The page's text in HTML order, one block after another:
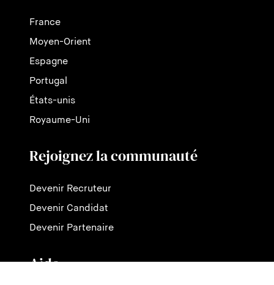
France
Moyen-Orient
Espagne
Portugal
États-unis
Royaume-Uni
Rejoignez la communauté
Devenir Recruteur
Devenir Candidat
Devenir Partenaire
Aide